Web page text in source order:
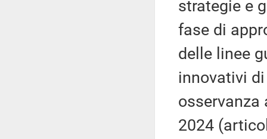
strategie e
fase di
delle linee
innovativi
osservanza
2024